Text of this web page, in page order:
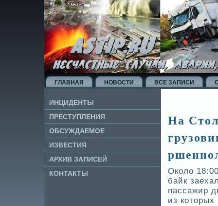
ГЛАВНАЯ НОВОСТИ ВСЕ ЗАПИСИ
ИНЦИДЕНТЫ
ПРЕСТУПЛЕНИЯ
ОБСУЖДАЕМОЕ
ИЗВЕ­СТИЯ
АРХИВ ЗАПИСЕЙ
КОНТАКТЫ
На
Около
байк
пассажир
из